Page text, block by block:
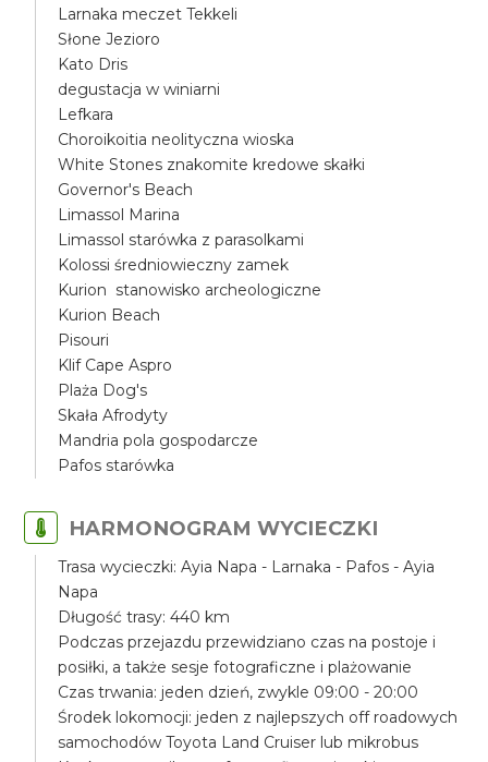
Larnaka meczet Tekkeli
Słone Jezioro
Kato Dris
degustacja w winiarni
Lefkara
Choroikoitia neolityczna wioska
White Stones znakomite kredowe skałki
Governor's Beach
Limassol Marina
Limassol starówka z parasolkami
Kolossi średniowieczny zamek
Kurion stanowisko archeologiczne
Kurion Beach
Pisouri
Klif Cape Aspro
Plaża Dog's
Skała Afrodyty
Mandria pola gospodarcze
Pafos starówka
HARMONOGRAM WYCIECZKI
Trasa wycieczki: Ayia Napa - Larnaka - Pafos - Ayia
Napa
Długość trasy: 440 km
Podczas przejazdu przewidziano czas na postoje i
posiłki, a także sesje fotograficzne i plażowanie
Czas trwania: jeden dzień, zwykle 09:00 - 20:00
Środek lokomocji: jeden z najlepszych off roadowych
samochodów Toyota Land Cruiser lub mikrobus